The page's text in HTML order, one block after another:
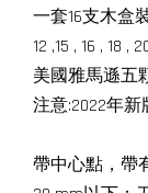
一套16支木盒
12 ,15 , 16 , 18 ,
美國雅馬遜五
注意:2022年
帶中心點，帶